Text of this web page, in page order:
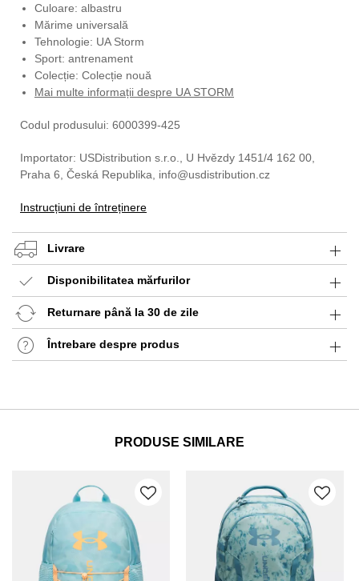
Culoare: albastru
Mărime universală
Tehnologie: UA Storm
Sport: antrenament
Colecție: Colecție nouă
Mai multe informații despre UA STORM
Codul produsului: 6000399-425
Importator: USDistribution s.r.o., U Hvězdy 1451/4 162 00,
Praha 6, Česká Republika, info@usdistribution.cz
Instrucțiuni de întreținere
Livrare
Disponibilitatea mărfurilor
Returnare până la 30 de zile
Întrebare despre produs
PRODUSE SIMILARE